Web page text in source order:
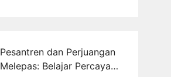
Pesantren dan Perjuangan
Melepas: Belajar Percaya